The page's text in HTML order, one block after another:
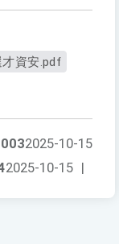
資安.pdf
2025-10-15
2025-10-15 |